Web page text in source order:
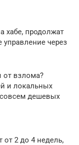
хабе, продолжат
управление через
от взлома?
и локальных
дешевых
от 2 до 4 недель,